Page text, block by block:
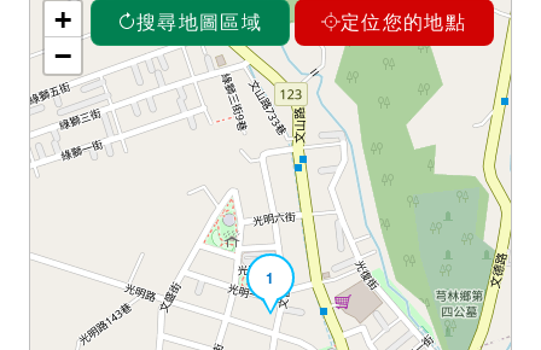
搜尋地圖區域 定位您的地點
1
+
−